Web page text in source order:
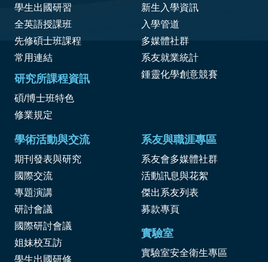
學生出國研習
全英語授課班
先修碩士班課程
常用連結
研究所課程資訊
碩/博士班特色
修業規定
新生入學資訊
入學管道
多媒體社群
系友就業統計
鍾靈化學創意競賽
學術活動與交流
期刊發表與研究
國際交流
專題演講
研討會議
國際研討會議
姐妹校互訪
學生出國研修
系友與職涯專區
系友會多媒體社群
活動訊息與花絮
傑出系友列表
募款專頁
實驗室
實驗室安全衛生專區